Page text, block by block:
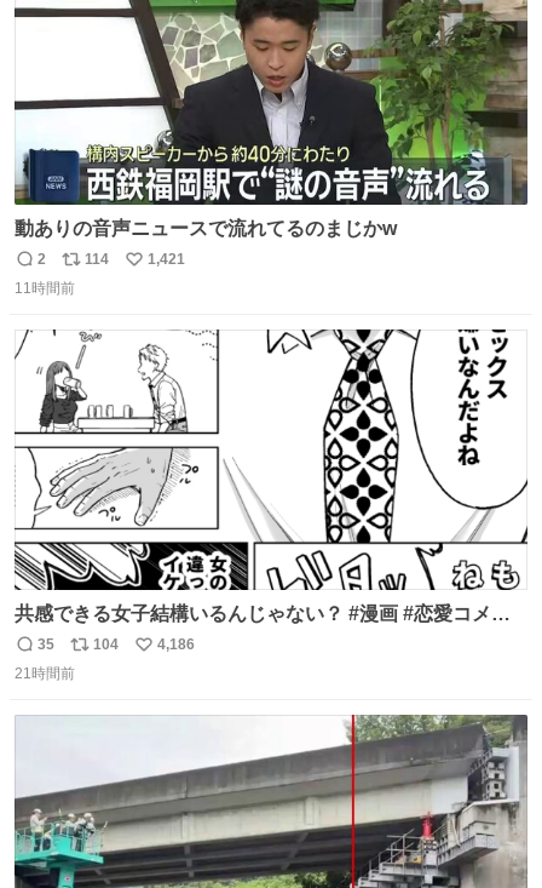
動ありの音声ニュースで流れてるのまじかw
返
信
2
リ
ポ
数
114
い
数
1,421
11時間前
共感できる女子結構いるんじゃない？ #漫画 #恋愛コメデ
ィ #SFW
返
信
35
リ
ポ
104
い
4,186
21時間前